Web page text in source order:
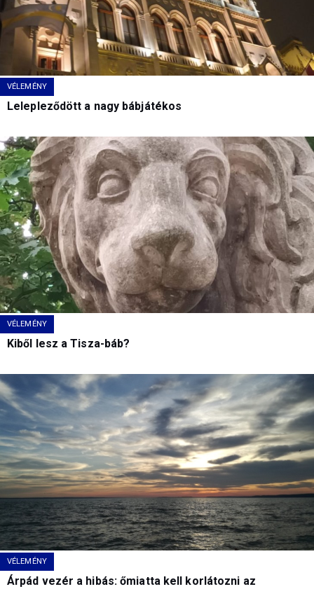
VÉLEMÉNY
Lelepleződött a nagy bábjátékos
VÉLEMÉNY
Kiből lesz a Tisza-báb?
VÉLEMÉNY
Árpád vezér a hibás: őmiatta kell korlátozni az